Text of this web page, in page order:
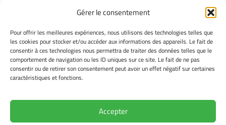
Gérer le consentement
Pour offrir les meilleures expériences, nous utilisons des technologies telles que
les cookies pour stocker et/ou accéder aux informations des appareils. Le fait de
consentir à ces technologies nous permettra de traiter des données telles que le
comportement de navigation ou les ID uniques sur ce site. Le fait de ne pas
consentir ou de retirer son consentement peut avoir un effet négatif sur certaines
caractéristiques et fonctions.
Accepter
INFORMATIONS LÉGALES
Mentions légales
Gérer mes cookies
Politique de cookies
Déclaration de confidentialité